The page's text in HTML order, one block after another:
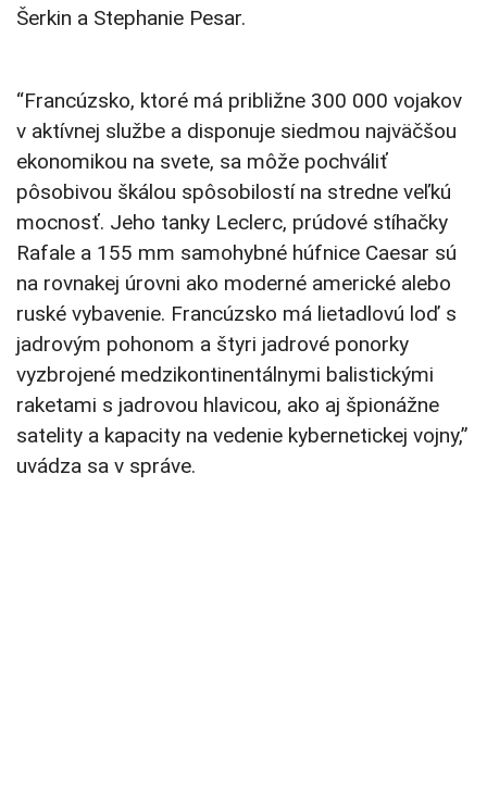
Šerkin a Stephanie Pesar.
“Francúzsko, ktoré má približne 300 000 vojakov
v aktívnej službe a disponuje siedmou najväčšou
ekonomikou na svete, sa môže pochváliť
pôsobivou škálou spôsobilostí na stredne veľkú
mocnosť. Jeho tanky Leclerc, prúdové stíhačky
Rafale a 155 mm samohybné húfnice Caesar sú
na rovnakej úrovni ako moderné americké alebo
ruské vybavenie. Francúzsko má lietadlovú loď s
jadrovým pohonom a štyri jadrové ponorky
vyzbrojené medzikontinentálnymi balistickými
raketami s jadrovou hlavicou, ako aj špionážne
satelity a kapacity na vedenie kybernetickej vojny,”
uvádza sa v správe.